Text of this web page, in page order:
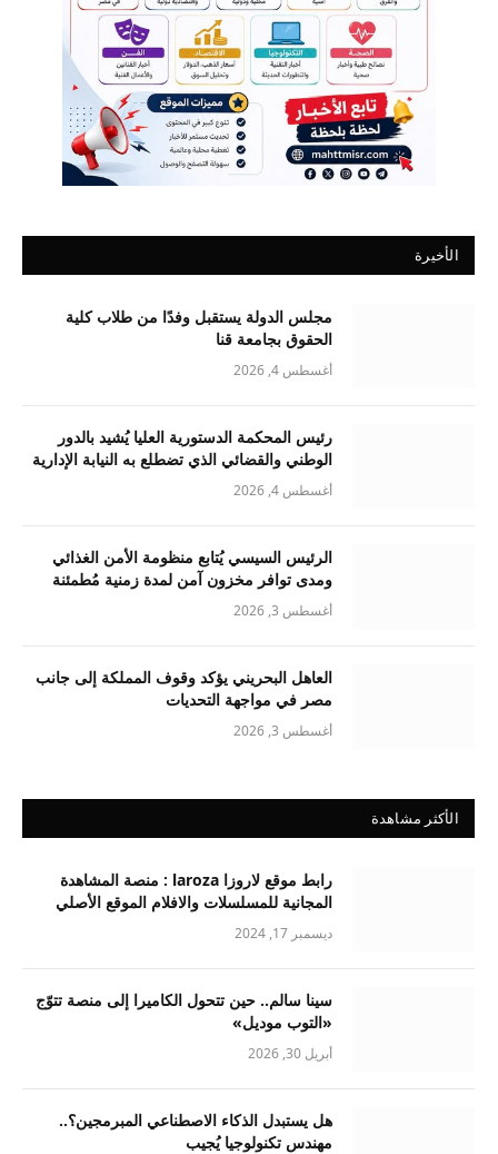
الأخيرة
مجلس الدولة يستقبل وفدًا من طلاب كلية
الحقوق بجامعة قنا
أغسطس 4, 2026
رئيس المحكمة الدستورية العليا يُشيد بالدور
الوطني والقضائي الذي تضطلع به النيابة الإدارية
أغسطس 4, 2026
الرئيس السيسي يُتابع منظومة الأمن الغذائي
ومدى توافر مخزون آمن لمدة زمنية مُطمئنة
أغسطس 3, 2026
العاهل البحريني يؤكد وقوف المملكة إلى جانب
مصر في مواجهة التحديات
أغسطس 3, 2026
الأكثر مشاهدة
رابط موقع لاروزا laroza : منصة المشاهدة
المجانية للمسلسلات والافلام الموقع الأصلي
ديسمبر 17, 2024
سينا سالم.. حين تتحول الكاميرا إلى منصة تتوّج
«التوب موديل»
أبريل 30, 2026
هل يستبدل الذكاء الاصطناعي المبرمجين؟..
مهندس تكنولوجيا يُجيب